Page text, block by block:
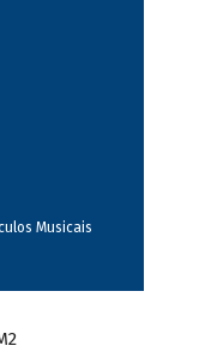
Musicais